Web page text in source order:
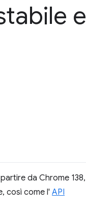
e
da Chrome 138,
così come l' API